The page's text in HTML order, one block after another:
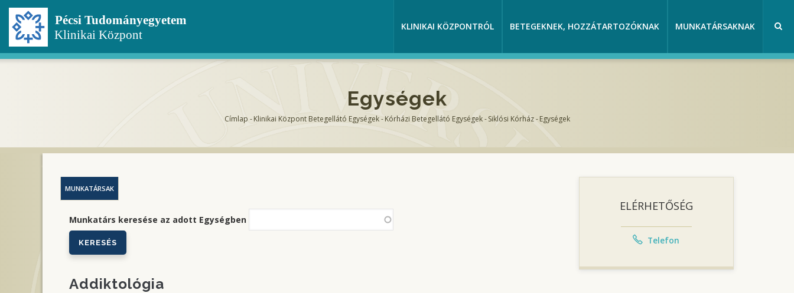
Ugrás
tartalomra
KLINIKAI KÖZPONTRÓL BETEGEKNEK, HOZZÁTARTOZÓKNAK MUNKATÁRSAKNAK
Egységek
Címlap - Klinikai Központ Betegellátó Egységek -Kórházi Betegellátó Egységek - Siklósi Kórház - Egységek
MUNKATÁRSAK
Munkatárs keresése az adott Egységben
Addiktológia
ELÉRHETŐSÉG
Telefon